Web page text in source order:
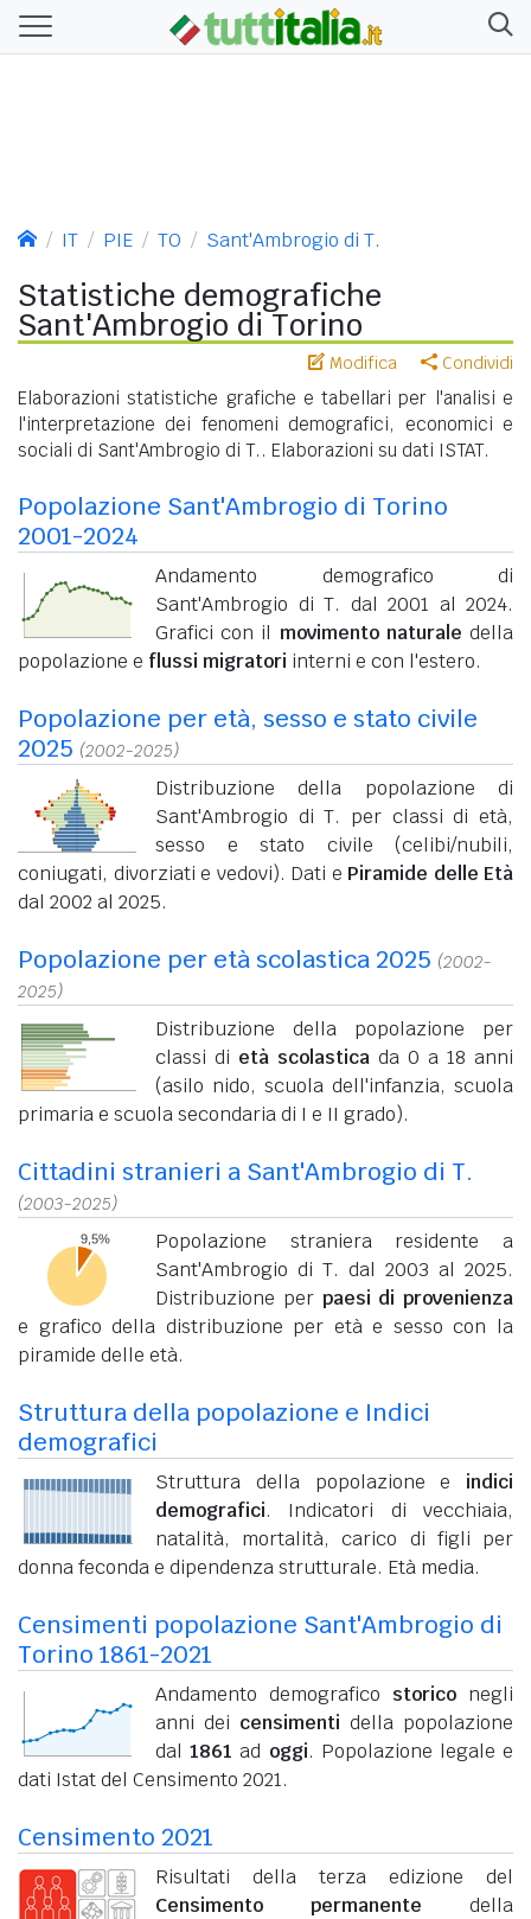
IT PIE TO Sant'Ambrogio di T.
Statistiche demografiche
Sant'Ambrogio di Torino
Modifica Condividi
Elaborazioni statistiche grafiche e tabellari per l'analisi e
l'interpretazione dei fenomeni demografici, economici e
sociali di Sant'Ambrogio di T.. Elaborazioni su dati ISTAT.
Popolazione Sant'Ambrogio di Torino
2001-2024
Andamento demografico di
Sant'Ambrogio di T. dal 2001 al 2024.
Grafici con il movimento naturale della
popolazione e flussi migratori interni e con l'estero.
Popolazione per età, sesso e stato civile
2025 (2002-2025)
Distribuzione della popolazione di
Sant'Ambrogio di T. per classi di età,
sesso e stato civile (celibi/nubili,
coniugati, divorziati e vedovi). Dati e Piramide delle Età
dal 2002 al 2025.
Popolazione per età scolastica 2025 (2002-
2025)
Distribuzione della popolazione per
classi di età scolastica da 0 a 18 anni
(asilo nido, scuola dell'infanzia, scuola
primaria e scuola secondaria di I e II grado).
Cittadini stranieri a Sant'Ambrogio di T.
(2003-2025)
Popolazione straniera residente a
Sant'Ambrogio di T. dal 2003 al 2025.
Distribuzione per paesi di provenienza
e grafico della distribuzione per età e sesso con la
piramide delle età.
Struttura della popolazione e Indici
demografici
Struttura della popolazione e indici
demografici. Indicatori di vecchiaia,
natalità, mortalità, carico di figli per
donna feconda e dipendenza strutturale. Età media.
Censimenti popolazione Sant'Ambrogio di
Torino 1861-2021
Andamento demografico storico negli
anni dei censimenti della popolazione
dal1861 ad oggi. Popolazione legale e
dati Istat del Censimento 2021.
Censimento 2021
Risultati della terza edizione del
Censimento permanente della